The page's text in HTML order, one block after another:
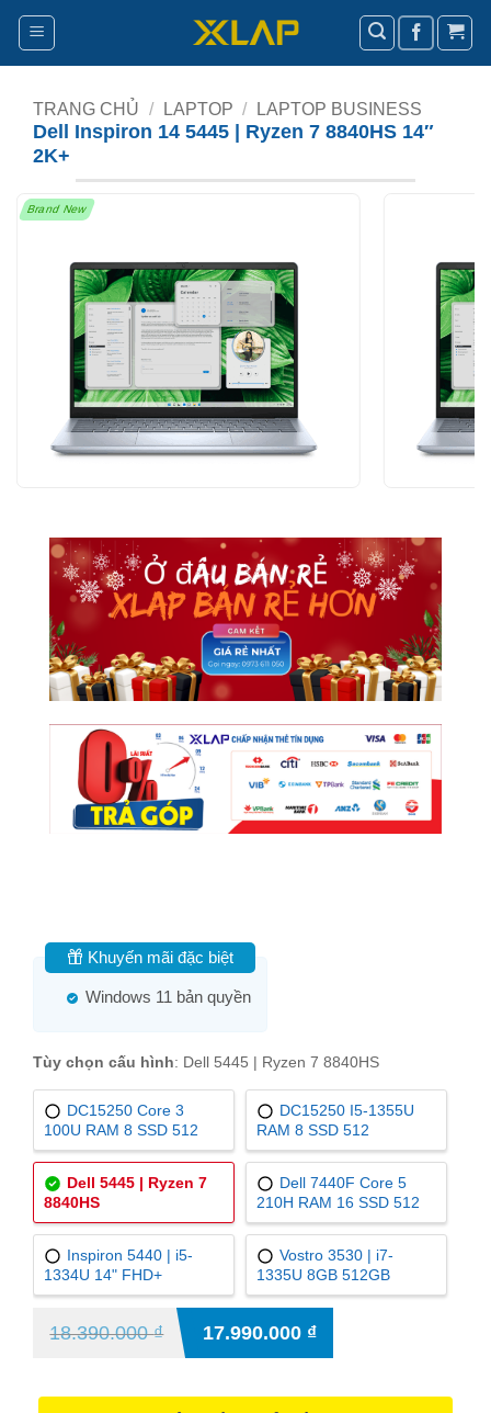
Bỏ
nội
TRANG CHỦ / LAPTOP / LAPTOP BUSINESS
Dell Inspiron 14 5445 | Ryzen 7 8840HS 14″
2K+
Brand New
Khuyến mãi đặc biệt
Windows 11 bản quyền
Tùy chọn cấu hình: Dell 5445 | Ryzen 7 8840HS
DC15250 Core 3
100U RAM 8 SSD 512
DC15250 I5-1355U
RAM 8 SSD 512
Dell 5445 | Ryzen 7
8840HS
Dell 7440F Core 5
210H RAM 16 SSD 512
Inspiron 5440 | i5-
1334U 14" FHD+
Vostro 3530 | i7-
1335U 8GB 512GB
18.390.000₫ 17.990.000 ₫